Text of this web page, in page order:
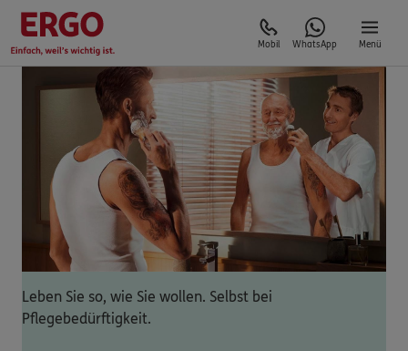
Mobil WhatsApp Menü
Leben Sie so, wie Sie wollen. Selbst bei
Pflegebedürftigkeit.